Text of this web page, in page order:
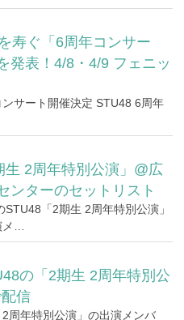
寿ぐ「6周年コンサー
発表！4/8・4/9 フェニッ
サート開催決定 STU48 6周年
生 2周年特別公演」@広
ンターのセットリスト
STU48「2期生 2周年特別公演」
…
の「2期生 2周年特別公
信
周年特別公演」の出演メンバ